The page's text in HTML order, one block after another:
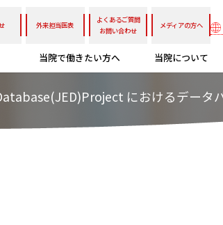
外来担当医表
よくあるご質問
お問い合わせ
メディアの方へ
当院で働きたい方へ 当院について
におけるデータ